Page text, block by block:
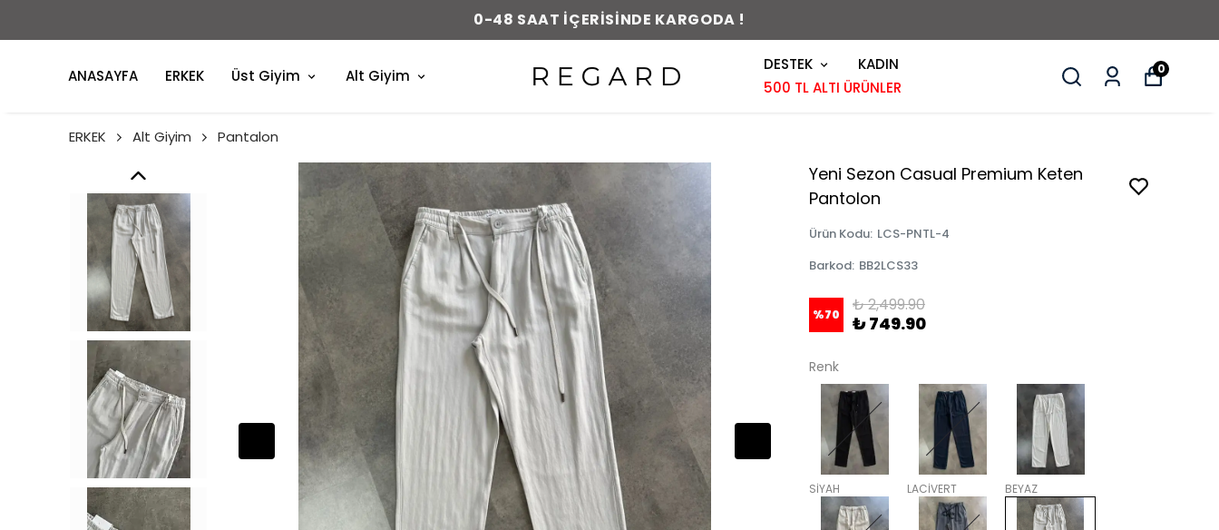
0-48 SAAT İÇERİSİNDE KARGODA !
ANASAYFA ERKEK Üst Giyim Alt Giyim
DESTEK
KADIN
500 TL ALTI ÜRÜNLER
0
ERKEK Alt Giyim Pantalon
Yeni Sezon Casual Premium Keten
Pantolon
Ürün Kodu: LCS-PNTL-4
Barkod: BB2LCS33
%70 ₺ 2,499.90
₺ 749.90
Renk
SİYAH LACİVERT BEYAZ